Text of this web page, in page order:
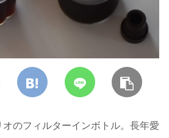
のフィルターインボトル。長年愛